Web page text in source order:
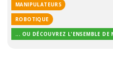
MANIPULATEURS
ROBOTIQUE
... OU DÉCOUVREZ L'ENSEMBLE DE